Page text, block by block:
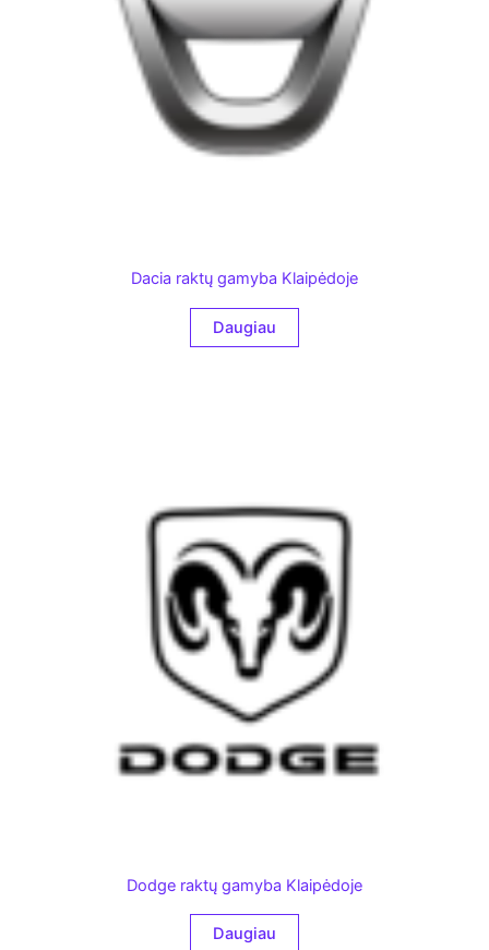
Dacia raktų gamyba Klaipėdoje
Daugiau
Dodge raktų gamyba Klaipėdoje
Daugiau